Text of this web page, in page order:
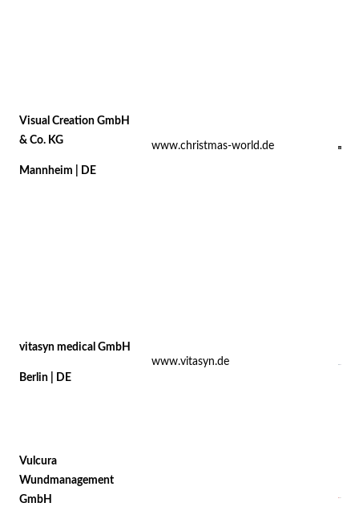
Visual Creation GmbH
& Co. KG
Mannheim | DE
www.christmas-world.de
vitasyn medical GmbH
Berlin | DE
www.vitasyn.de
Vulcura
Wundmanagement
GmbH